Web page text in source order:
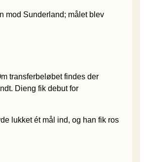
mod Sunderland; målet blev
transferbeløbet findes der
Dieng fik debut for
lukket ét mål ind, og han fik ros